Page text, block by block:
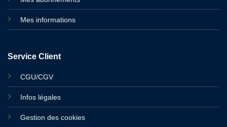
Mes informations
Service Client
CGU/CGV
Infos légales
Gestion des cookies